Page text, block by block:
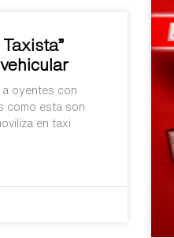
a oyentes con
como esta son
en taxi